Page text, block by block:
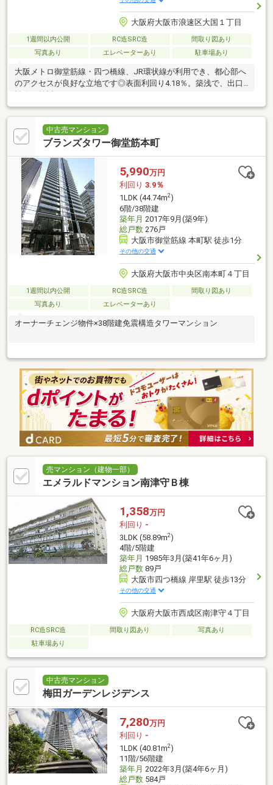
大阪府大阪市浪速区大国１丁目
1週間以内公開 RC造SRC造
間取り図あり
写真あり
エレベーターあり 駐車場あり
大阪メトロ御堂筋線・四つ橋線、JR環状線が利用でき、都心部へ
のアクセスが良好な立地です◎表面利回り4.18％。築浅で、出口
中古売マンション
ブランズタワー御堂筋本町
5,990万円
利回り 3.9％
1LDK (44.74m2)
6階/38階建
築年月 2017年9月(築9年)
総戸数276戸
大阪市御堂筋線 本町駅 徒歩1分
その他の交通
大阪府大阪市中央区南本町４丁目
1週間以内公開 RC造SRC造
間取り図あり
写真あり
エレベーターあり
オーナーチェンジ物件×38階建免震構造タワーマンション
売マンション（建物一部）
エメラルドマンション南津守Ｂ棟
1,358万円
利回り -
3LDK (58.89m2)
4階/5階建
築年月 1985年3月(築41年6ヶ月)
総戸数89戸
大阪市四つ橋線 岸里駅 徒歩13分
その他の交通
大阪府大阪市西成区南津守４丁目
RC造SRC造 間取り図あり
写真あり
駐車場あり
中古売マンション
梅田ガーデンレジデンス
7,280万円
利回り -
1LDK (40.81m2)
11階/56階建
築年月 2022年3月(築4年6ヶ月)
総戸数584戸